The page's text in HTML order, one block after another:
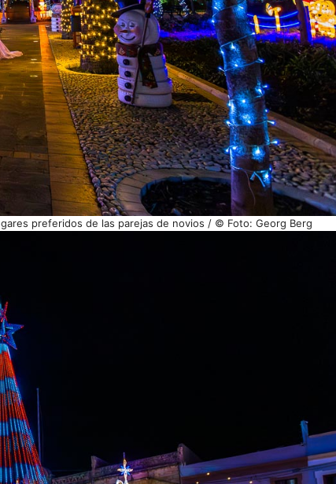
preferidos de las parejas de novios / © Foto: Georg Berg